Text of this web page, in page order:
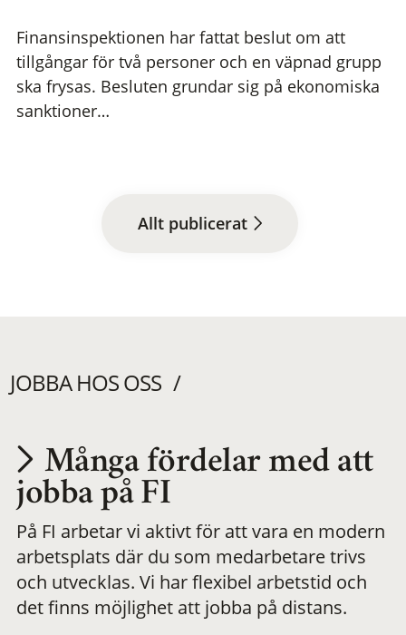
Finansinspektionen har fattat beslut om att
tillgångar för två personer och en väpnad grupp
ska frysas. Besluten grundar sig på ekonomiska
sanktioner…
Allt publicerat
JOBBA HOS OSS
Utvecklas på en
meningsfull och
flexibel
Många fördelar med att
jobba på FI
På FI arbetar vi aktivt för att vara en modern
arbetsplats där du som medarbetare trivs
och utvecklas. Vi har flexibel arbetstid och
det finns möjlighet att jobba på distans.